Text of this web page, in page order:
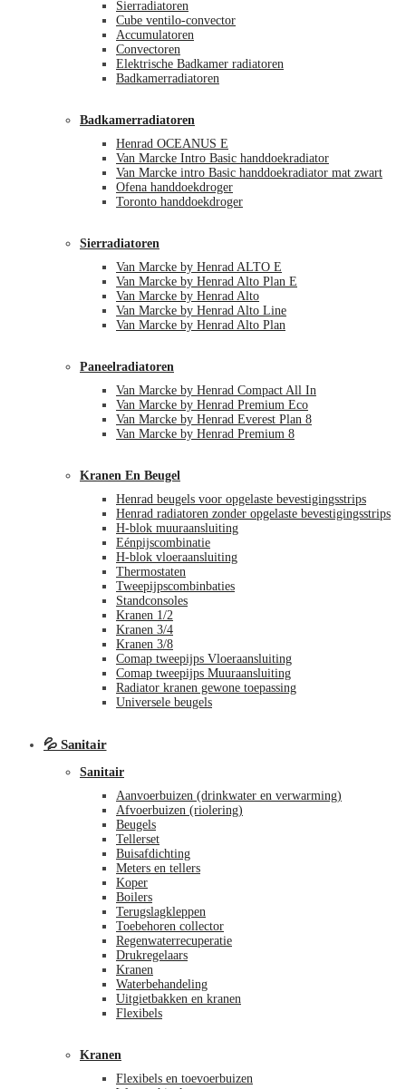
Sierradiatoren
Cube ventilo-convector
Accumulatoren
Convectoren
Elektrische Badkamer radiatoren
Badkamerradiatoren
Badkamerradiatoren
Henrad OCEANUS E
Van Marcke Intro Basic handdoekradiator
Van Marcke intro Basic handdoekradiator mat zwart
Ofena handdoekdroger
Toronto handdoekdroger
Sierradiatoren
Van Marcke by Henrad ALTO E
Van Marcke by Henrad Alto Plan E
Van Marcke by Henrad Alto
Van Marcke by Henrad Alto Line
Van Marcke by Henrad Alto Plan
Paneelradiatoren
Van Marcke by Henrad Compact All In
Van Marcke by Henrad Premium Eco
Van Marcke by Henrad Everest Plan 8
Van Marcke by Henrad Premium 8
Kranen En Beugel
Henrad beugels voor opgelaste bevestigingsstrips
Henrad radiatoren zonder opgelaste bevestigingsstrips
H-blok muuraansluiting
Eénpijscombinatie
H-blok vloeraansluiting
Thermostaten
Tweepijpscombinbaties
Standconsoles
Kranen 1/2
Kranen 3/4
Kranen 3/8
Comap tweepijps Vloeraansluiting
Comap tweepijps Muuraansluiting
Radiator kranen gewone toepassing
Universele beugels
💦 Sanitair
Sanitair
Aanvoerbuizen (drinkwater en verwarming)
Afvoerbuizen (riolering)
Beugels
Tellerset
Buisafdichting
Meters en tellers
Koper
Boilers
Terugslagkleppen
Toebehoren collector
Regenwaterrecuperatie
Drukregelaars
Kranen
Waterbehandeling
Uitgietbakken en kranen
Flexibels
Kranen
Flexibels en toevoerbuizen